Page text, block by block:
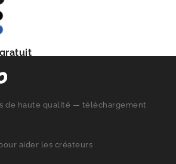
de haute qualité — téléchargement
aider les créateurs